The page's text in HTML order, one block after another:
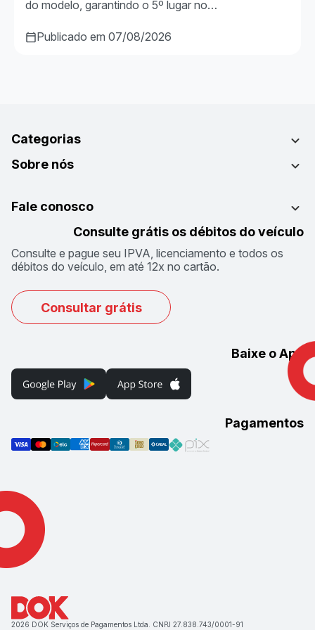
do modelo, garantindo o 5º lugar no…
Publicado em 07/08/2026
Categorias
Sobre nós
Fale conosco
Consulte grátis os débitos do veículo
Consulte e pague seu IPVA, licenciamento e todos os
débitos do veículo, em até 12x no cartão.
Consultar grátis
Baixe o App
Pagamentos
2026 DOK Serviços de Pagamentos Ltda. CNPJ 27.838.743/0001-91